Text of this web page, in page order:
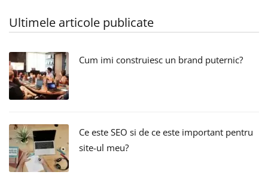
Ultimele articole publicate
Cum imi construiesc un brand puternic?
Ce este SEO si de ce este important pentru
site-ul meu?